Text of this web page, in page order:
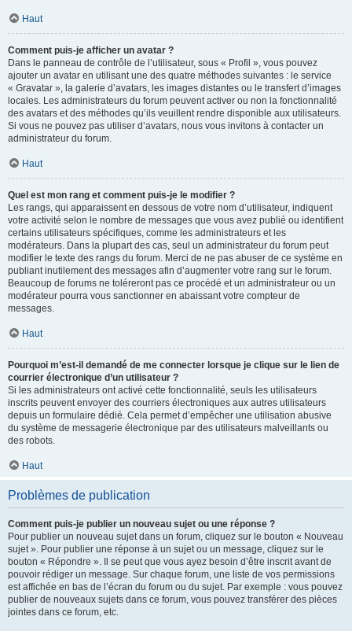
Haut
Comment puis-je afficher un avatar ?
Dans le panneau de contrôle de l’utilisateur, sous « Profil », vous pouvez
ajouter un avatar en utilisant une des quatre méthodes suivantes : le service
« Gravatar », la galerie d’avatars, les images distantes ou le transfert d’images
locales. Les administrateurs du forum peuvent activer ou non la fonctionnalité
des avatars et des méthodes qu’ils veuillent rendre disponible aux utilisateurs.
Si vous ne pouvez pas utiliser d’avatars, nous vous invitons à contacter un
administrateur du forum.
Haut
Quel est mon rang et comment puis-je le modifier ?
Les rangs, qui apparaissent en dessous de votre nom d’utilisateur, indiquent
votre activité selon le nombre de messages que vous avez publié ou identifient
certains utilisateurs spécifiques, comme les administrateurs et les
modérateurs. Dans la plupart des cas, seul un administrateur du forum peut
modifier le texte des rangs du forum. Merci de ne pas abuser de ce système en
publiant inutilement des messages afin d’augmenter votre rang sur le forum.
Beaucoup de forums ne toléreront pas ce procédé et un administrateur ou un
modérateur pourra vous sanctionner en abaissant votre compteur de
messages.
Haut
Pourquoi m’est-il demandé de me connecter lorsque je clique sur le lien de
courrier électronique d’un utilisateur ?
Si les administrateurs ont activé cette fonctionnalité, seuls les utilisateurs
inscrits peuvent envoyer des courriers électroniques aux autres utilisateurs
depuis un formulaire dédié. Cela permet d’empêcher une utilisation abusive
du système de messagerie électronique par des utilisateurs malveillants ou
des robots.
Haut
Problèmes de publication
Comment puis-je publier un nouveau sujet ou une réponse ?
Pour publier un nouveau sujet dans un forum, cliquez sur le bouton « Nouveau
sujet ». Pour publier une réponse à un sujet ou un message, cliquez sur le
bouton « Répondre ». Il se peut que vous ayez besoin d’être inscrit avant de
pouvoir rédiger un message. Sur chaque forum, une liste de vos permissions
est affichée en bas de l’écran du forum ou du sujet. Par exemple : vous pouvez
publier de nouveaux sujets dans ce forum, vous pouvez transférer des pièces
jointes dans ce forum, etc.